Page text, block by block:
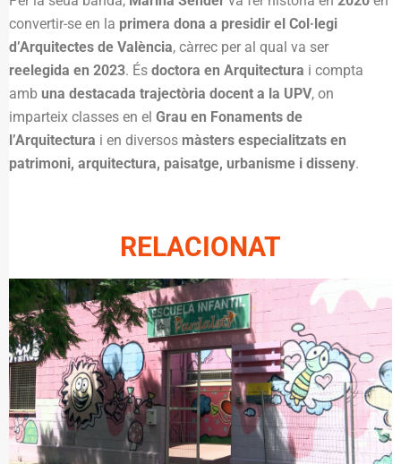
convertir-se en la primera dona a presidir el Col·legi
d’Arquitectes de València, càrrec per al qual va ser
reelegida en 2023. És doctora en Arquitectura i compta
amb una destacada trajectòria docent a la UPV, on
imparteix classes en el Grau en Fonaments de
l’Arquitectura i en diversos màsters especialitzats en
patrimoni, arquitectura, paisatge, urbanisme i disseny.
RELACIONAT